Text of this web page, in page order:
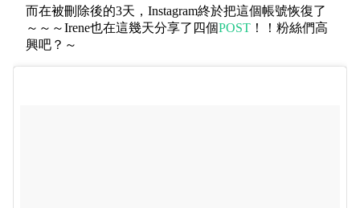
而在被刪除後的3天，Instagram終於把這個帳號恢復了
～～～Irene也在這幾天分享了四個POST ！！粉絲們高
興吧？～